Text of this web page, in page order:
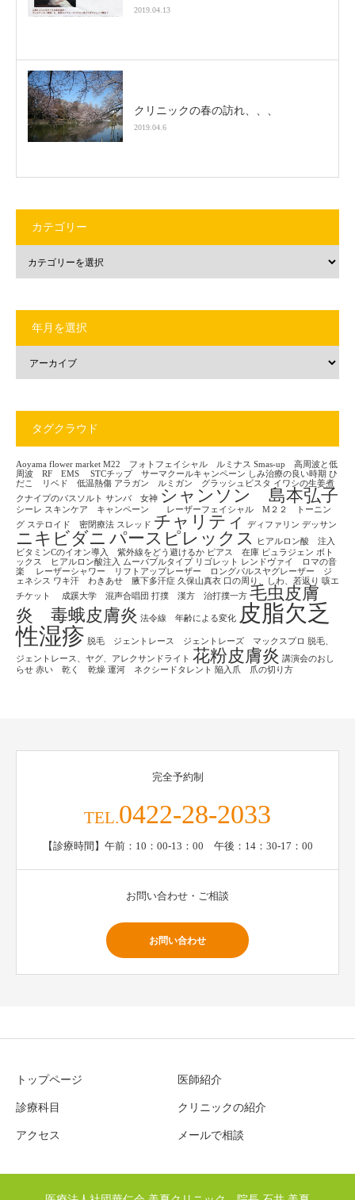
2019.04.13
クリニックの春の訪れ、、、
2019.04.6
カテゴリー
年月を選択
タグクラウド
Aoyama flower market M22 フォトフェイシャル ルミナス Smas-up 高周波と低
周波 RF EMS
STCチップ サーマクールキャンペーン しみ治療の良い時期 ひ
だこ リベド 低温熱傷 アラガン ルミガン グラッシュビスタ イワシの生姜煮
クナイプのバスソルト サンバ 女神 シャンソン 島本弘子
シーレ スキンケア キャンペーン レーザーフェイシャル M２２ トーニン
グ ステロイド 密閉療法 スレッド チャリティ ディファリン デッサン
ニキビダニ パースピレックス
ヒアルロン酸 注入
ビタミンCのイオン導入 紫外線をどう避けるか ピアス 在庫 ピュラジェン ボト
ックス ヒアルロン酸注入 ムーバブルタイプ リゴレット
レンドヴァイ ロマの音
楽
レーザーシャワー リフトアップレーザー ロングパルスヤグレーザー ジ
ェネシス ワキ汗 わきあせ 腋下多汗症 久保山真衣 口の周り、しわ、若返り 咳エ
チケット
成蹊大学 混声合唱団 打撲 漢方 治打撲一方 毛虫皮膚
炎 毒蛾皮膚炎 法令線 年齢による変化 皮脂欠乏
性湿疹 脱毛 ジェントレース ジェントレーズ マックスプロ
脱毛、
ジェントレース、ヤグ、アレクサンドライト 花粉皮膚炎 講演会のおし
らせ 赤い 乾く 乾燥 運河 ネクシードタレント 陥入爪 爪の切り方
完全予約制
TEL.0422-28-2033
【診療時間】午前：10：00-13：00 午後：14：30-17：00
お問い合わせ・ご相談
お問い合わせ
トップページ 医師紹介
診療科目 クリニックの紹介
アクセス メールで相談